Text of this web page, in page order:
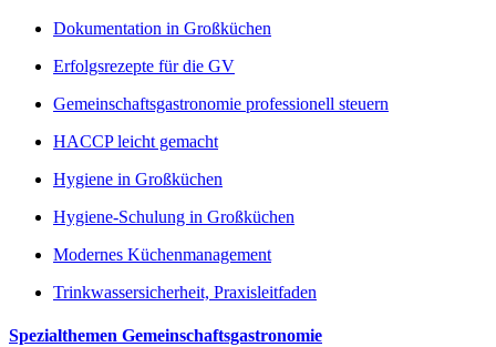
Dokumentation in Großküchen
Erfolgsrezepte für die GV
Gemeinschaftsgastronomie professionell steuern
HACCP leicht gemacht
Hygiene in Großküchen
Hygiene-Schulung in Großküchen
Modernes Küchenmanagement
Trinkwassersicherheit, Praxisleitfaden
Spezialthemen Gemeinschaftsgastronomie